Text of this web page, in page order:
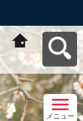
八王子ｺﾐｭﾆﾃｨ活
動応援ｻｲﾄ はち
コミねっとへ戻
る
メニュー